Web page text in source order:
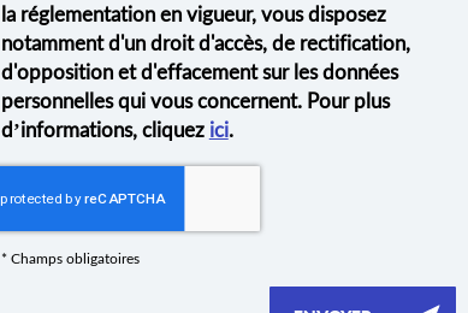
la réglementation en vigueur, vous disposez
notamment d'un droit d'accès, de rectification,
d'opposition et d'effacement sur les données
personnelles qui vous concernent. Pour plus
d’informations, cliquez ici.
* Champs obligatoires